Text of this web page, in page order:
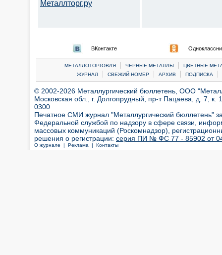
Металлторг.ру
ВКонтакте
МЕТАЛЛОТОРГОВЛЯ | ЧЕРНЫЕ МЕТАЛЛЫ |
ЦВЕТНЫЕ
ЖУРНАЛ
| СВЕЖИЙ НОМЕР | АРХИВ | ПОДПИСКА |
© 2002-2026 Металлургический бюллетень, ООО
Московская обл., г. Долгопрудный, пр-т Пацаева, д. 7,
0300
Печатное СМИ журнал "Металлургический бюллетень"
Федеральной службой по надзору в сфере связи,
массовых коммуникаций (Роскомнадзор),
решения о регистрации: серия ПИ № ФС 77 - 85902 от 04
О журнале | Реклама | Контакты